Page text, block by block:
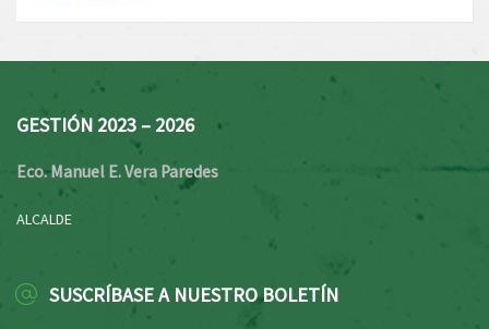
GESTIÓN 2023 – 2026
Eco. Manuel E. Vera Paredes
ALCALDE
SUSCRÍBASE A NUESTRO BOLETÍN